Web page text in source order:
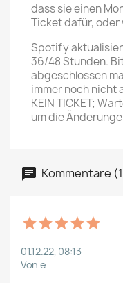
dass sie einen
Ticket dafür, oder
Spotify
36/48 Stunden.
abgeschlossen
immer noch nicht
KEIN TICKET;
um die
Kommentare
01.12.22, 08:13
Von e